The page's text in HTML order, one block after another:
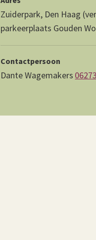
Zuiderpark, Den Haag
parkeerplaats Gouden
Contactpersoon
Dante Wagemakers